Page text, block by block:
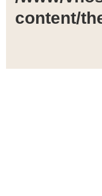
content/